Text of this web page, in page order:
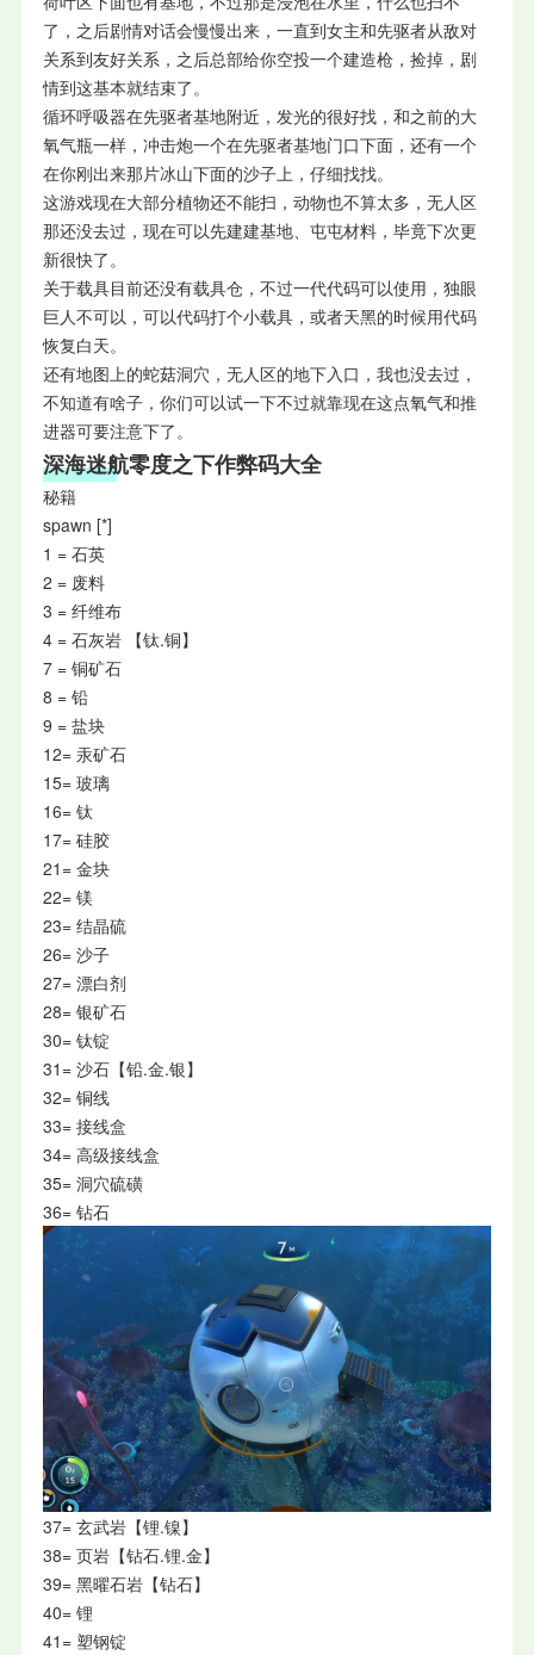
了，之后剧情对话会慢慢出来，一直到女主和先驱者从敌对
关系到友好关系，之后总部给你空投一个建造枪，捡掉，剧
情到这基本就结束了。
循环呼吸器在先驱者基地附近，发光的很好找，和之前的大
氧气瓶一样，冲击炮一个在先驱者基地门口下面，还有一个
在你刚出来那片冰山下面的沙子上，仔细找找。
这游戏现在大部分植物还不能扫，动物也不算太多，无人区
那还没去过，现在可以先建建基地、屯屯材料，毕竟下次更
新很快了。
关于载具目前还没有载具仓，不过一代代码可以使用，独眼
巨人不可以，可以代码打个小载具，或者天黑的时候用代码
恢复白天。
还有地图上的蛇菇洞穴，无人区的地下入口，我也没去过，
不知道有啥子，你们可以试一下不过就靠现在这点氧气和推
进器可要注意下了。
深海迷航零度之下作弊码大全
秘籍
spawn [*]
1 = 石英
2 = 废料
3 = 纤维布
4 = 石灰岩 【钛.铜】
7 = 铜矿石
8 = 铅
9 = 盐块
12= 汞矿石
15= 玻璃
16= 钛
17= 硅胶
21= 金块
22= 镁
23= 结晶硫
26= 沙子
27= 漂白剂
28= 银矿石
30= 钛锭
31= 沙石【铅.金.银】
32= 铜线
33= 接线盒
34= 高级接线盒
35= 洞穴硫磺
36= 钻石
37= 玄武岩【锂.镍】
38= 页岩【钻石.锂.金】
39= 黑曜石岩【钻石】
40= 锂
41= 塑钢锭